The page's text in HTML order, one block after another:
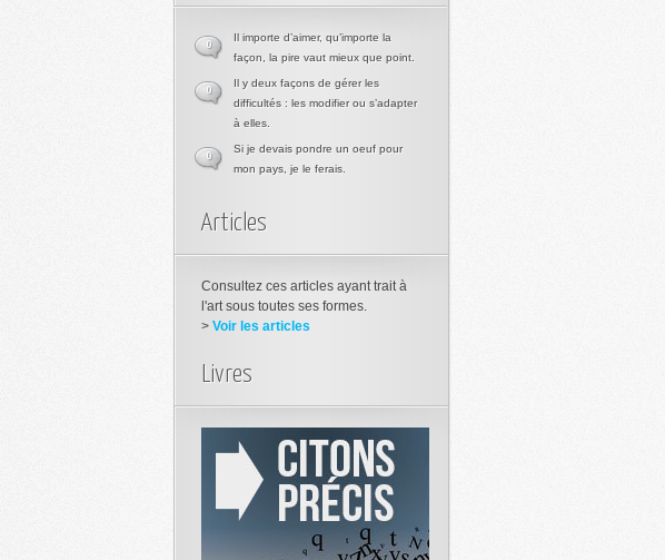
Il importe d’aimer, qu’importe la
façon, la pire vaut mieux que point.
0
Il y deux façons de gérer les
difficultés : les modifier ou s’adapter
à elles.
0
Si je devais pondre un oeuf pour
mon pays, je le ferais.
0
Articles
Consultez ces articles ayant trait à
l'art sous toutes ses formes.
> Voir les articles
Livres